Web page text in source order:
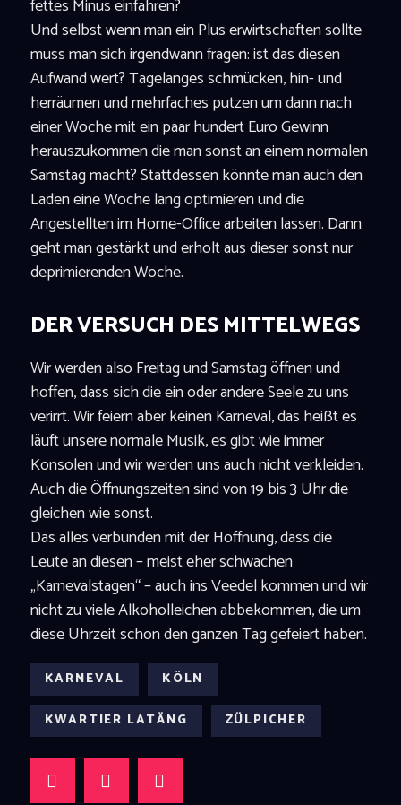
fettes Minus einfahren?
Und selbst wenn man ein Plus erwirtschaften sollte
muss man sich irgendwann fragen: ist das diesen
Aufwand wert? Tagelanges schmücken, hin- und
herräumen und mehrfaches putzen um dann nach
einer Woche mit ein paar hundert Euro Gewinn
herauszukommen die man sonst an einem normalen
Samstag macht? Stattdessen könnte man auch den
Laden eine Woche lang optimieren und die
Angestellten im Home-Office arbeiten lassen. Dann
geht man gestärkt und erholt aus dieser sonst nur
deprimierenden Woche.
DER VERSUCH DES MITTELWEGS
Wir werden also Freitag und Samstag öffnen und
hoffen, dass sich die ein oder andere Seele zu uns
verirrt. Wir feiern aber keinen Karneval, das heißt es
läuft unsere normale Musik, es gibt wie immer
Konsolen und wir werden uns auch nicht verkleiden.
Auch die Öffnungszeiten sind von 19 bis 3 Uhr die
gleichen wie sonst.
Das alles verbunden mit der Hoffnung, dass die
Leute an diesen – meist eher schwachen
„Karnevalstagen“ – auch ins Veedel kommen und wir
nicht zu viele Alkoholleichen abbekommen, die um
diese Uhrzeit schon den ganzen Tag gefeiert haben.
KARNEVAL
KÖLN
KWARTIER LATÄNG
ZÜLPICHER